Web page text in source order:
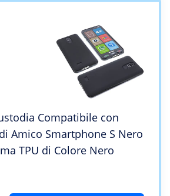
Compatibile con
Amico Smartphone S Nero
TPU di Colore Nero